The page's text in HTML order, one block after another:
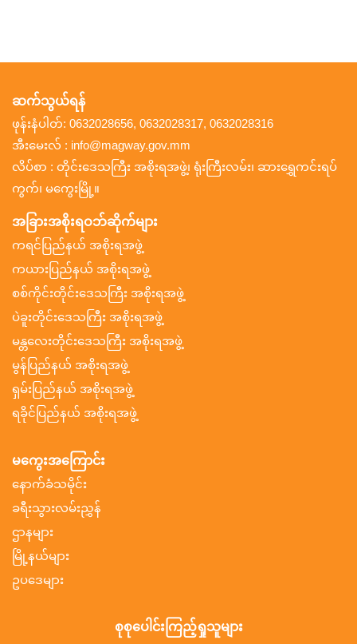
ဆက်သွယ်ရန်
ဖုန်းနံပါတ်: 0632028656, 0632028317, 0632028316
အီးမေးလ် : info@magway.gov.mm
လိပ်စာ : တိုင်းဒေသကြီး အစိုးရအဖွဲ့၊ ရုံးကြီးလမ်း၊ ဆားရွှေကင်းရပ်
ကွက်၊ မကွေးမြို့။
အခြားအစိုးရဝဘ်ဆိုက်များ
ကရင်ပြည်နယ် အစိုးရအဖွဲ့
ကယားပြည်နယ် အစိုးရအဖွဲ့
စစ်ကိုင်းတိုင်းဒေသကြီး အစိုးရအဖွဲ့
ပဲခူးတိုင်းဒေသကြီး အစိုးရအဖွဲ့
မန္တလေးတိုင်းဒေသကြီး အစိုးရအဖွဲ့
မွန်ပြည်နယ် အစိုးရအဖွဲ့
ရှမ်းပြည်နယ် အစိုးရအဖွဲ့
ရခိုင်ပြည်နယ် အစိုးရအဖွဲ့
မကွေးအကြောင်း
နောက်ခံသမိုင်း
ခရီးသွားလမ်းညွှန်
ဌာနများ
မြို့နယ်များ
ဥပဒေများ
စုစုပေါင်းကြည့်ရှုသူများ